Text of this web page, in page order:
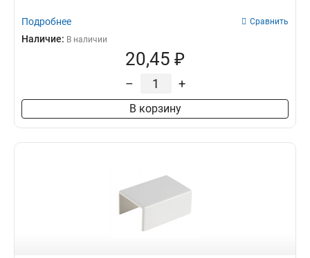
Подробнее Сравнить
Наличие: В наличии
20,45 ₽
– +
В корзину